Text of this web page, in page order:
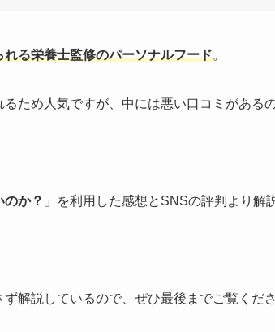
る栄養士監修のパーソナルフード。
ため人気ですが、中には悪い口コミがあるの
のか？ 」を利用した感想とSNSの評判より解
解説しているので、ぜひ最後までご覧くださ